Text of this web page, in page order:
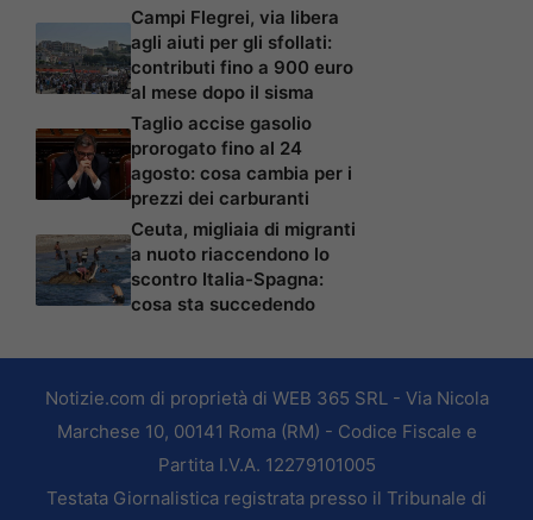
Campi Flegrei, via libera
agli aiuti per gli sfollati:
contributi fino a 900 euro
al mese dopo il sisma
Taglio accise gasolio
prorogato fino al 24
agosto: cosa cambia per i
prezzi dei carburanti
Ceuta, migliaia di migranti
a nuoto riaccendono lo
scontro Italia-Spagna:
cosa sta succedendo
Notizie.com di proprietà di WEB 365 SRL - Via Nicola
Marchese 10, 00141 Roma (RM) - Codice Fiscale e
Partita I.V.A. 12279101005
Testata Giornalistica registrata presso il Tribunale di